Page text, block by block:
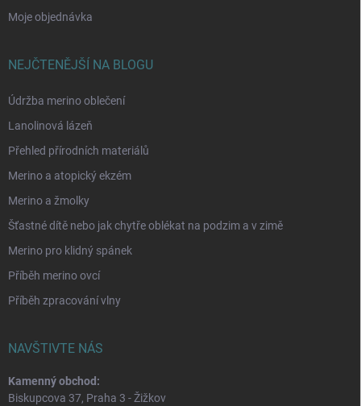
Moje objednávka
NEJČTENĚJŠÍ NA BLOGU
Údržba merino oblečení
Lanolinová lázeň
Přehled přírodních materiálů
Merino a atopický ekzém
Merino a žmolky
Šťastné dítě nebo jak chytře oblékat na podzim a v zimě
Merino pro klidný spánek
Příběh merino ovcí
Příběh zpracování vlny
NAVŠTIVTE NÁS
Kamenný obchod:
Biskupcova 37, Praha 3 - Žižkov